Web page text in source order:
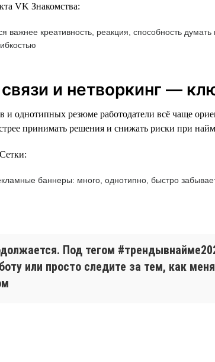
VK Знакомства:
важнее креативность, реакция, способность
и нетворкинг —
и однотипных резюме работодатели всё чаще
принимать решения и снижать риски при
баннеры: много, однотипно, быстро
Под тегом
или просто следите за тем, как